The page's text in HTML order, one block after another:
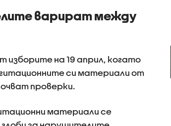
Америка
варират между
изборите на 19 април, когато
си материали от
проверки.
материали се